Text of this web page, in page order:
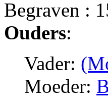
Begraven :
Ouders:
Vader:
Moeder: